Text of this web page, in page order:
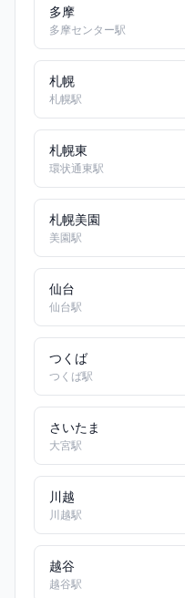
多摩
多摩センター駅
札幌
札幌駅
札幌東
環状通東駅
札幌美園
美園駅
仙台
仙台駅
つくば
つくば駅
さいたま
大宮駅
川越
川越駅
越谷
越谷駅